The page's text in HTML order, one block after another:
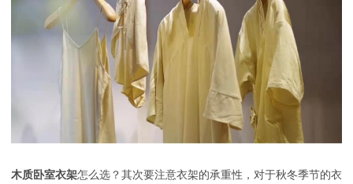
木质卧室衣架怎么选？其次要注意衣架的承重性，对于秋冬季节的衣